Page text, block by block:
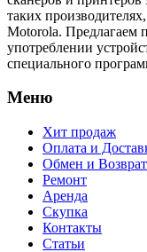
таких
Motorola. Предлагаем
употреблении
специального
Меню
Хит продаж
Оплата и
Обмен и Возврат
Ремонт
Аренда
Скупка
Контакты
Статьи